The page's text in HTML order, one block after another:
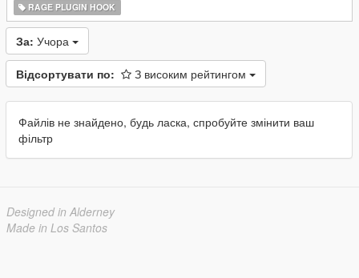
RAGE PLUGIN HOOK
За: Учора
Відсортувати по: З високим рейтингом
Файлів не знайдено, будь ласка, спробуйте змінити ваш
фільтр
Designed in Alderney
Made in Los Santos